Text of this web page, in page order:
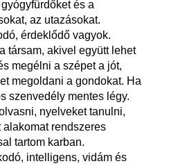
és a
az utazásokat.
érdeklődő vagyok.
társam, akivel együtt lehet
megélni a szépet a jót,
megoldani a gondokat. Ha
szenvedély mentes légy.
nyelveket tanulni,
alakomat rendszeres
tartom karban.
intelligens, vidám és